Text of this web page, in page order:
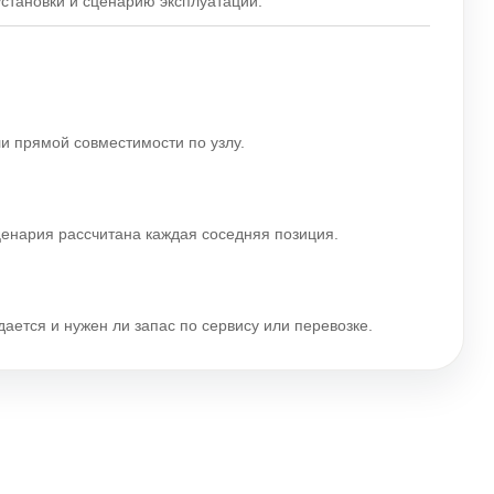
прямой совместимости по узлу.
рассчитана каждая соседняя позиция.
и нужен ли запас по сервису или перевозке.